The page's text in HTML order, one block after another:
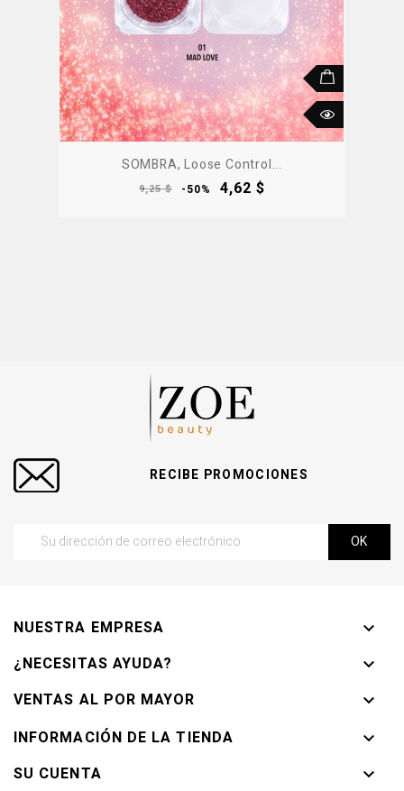
SOMBRA, Loose Control...
Precio
9,25 $ -50% Precio
4,62 $
RECIBE PROMOCIONES
NUESTRA EMPRESA

¿NECESITAS AYUDA?

VENTAS AL POR MAYOR

INFORMACIÓN DE LA TIENDA

SU CUENTA
